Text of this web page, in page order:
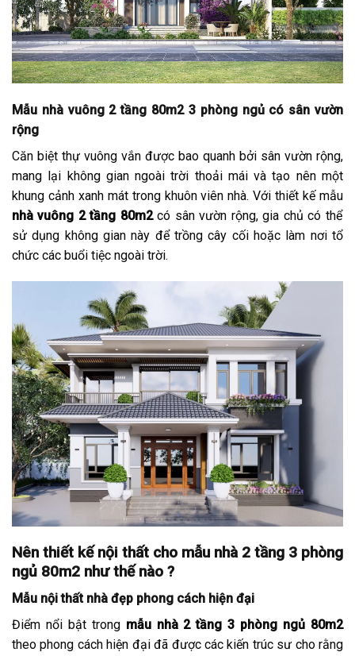
Mẫu nhà vuông 2 tầng 80m2 3 phòng ngủ có sân vườn
rộng
Căn biệt thự vuông vắn được bao quanh bởi sân vườn rộng,
mang lại không gian ngoài trời thoải mái và tạo nên một
khung cảnh xanh mát trong khuôn viên nhà. Với thiết kế mẫu
nhà vuông 2 tầng 80m2có sân vườn rộng, gia chủ có thể
sử dụng không gian này để trồng cây cối hoặc làm nơi tổ
chức các buổi tiệc ngoài trời.
Nên thiết kế nội thất cho mẫu nhà 2 tầng 3 phòng
ngủ 80m2 như thế nào ?
Mẫu nội thất nhà đẹp phong cách hiện đại
Điểm nổi bật trong mẫu nhà 2 tầng 3 phòng ngủ 80m2
theo phong cách hiện đại đã được các kiến trúc sư cho rằng